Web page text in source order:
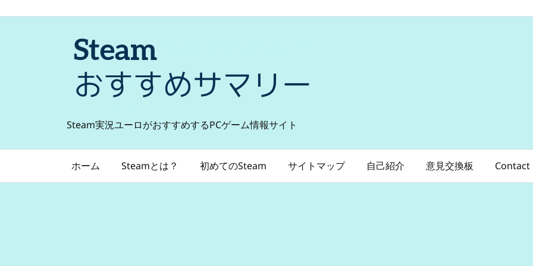
Steam実況ユーロがおすすめするPCゲーム情報サイト
ホーム Steamとは？ 初めてのSteam サイトマップ 自己紹介 意見交換板 Contact